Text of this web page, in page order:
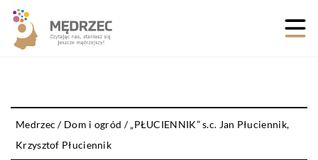
Medrzec / Dom i ogród /„PŁUCIENNIK” s.c. Jan Płuciennik,
Krzysztof Płuciennik